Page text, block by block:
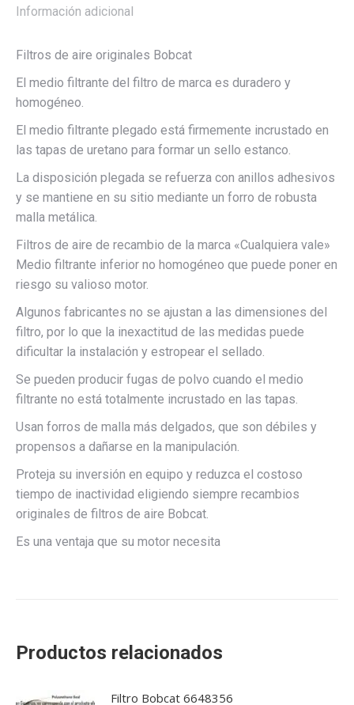
Información adicional
Filtros de aire originales Bobcat
El medio filtrante del filtro de marca es duradero y
homogéneo.
El medio filtrante plegado está firmemente incrustado en
las tapas de uretano para formar un sello estanco.
La disposición plegada se refuerza con anillos adhesivos
y se mantiene en su sitio mediante un forro de robusta
malla metálica.
Filtros de aire de recambio de la marca «Cualquiera vale»
Medio filtrante inferior no homogéneo que puede poner en
riesgo su valioso motor.
Algunos fabricantes no se ajustan a las dimensiones del
filtro, por lo que la inexactitud de las medidas puede
dificultar la instalación y estropear el sellado.
Se pueden producir fugas de polvo cuando el medio
filtrante no está totalmente incrustado en las tapas.
Usan forros de malla más delgados, que son débiles y
propensos a dañarse en la manipulación.
Proteja su inversión en equipo y reduzca el costoso
tiempo de inactividad eligiendo siempre recambios
originales de filtros de aire Bobcat.
Es una ventaja que su motor necesita
Productos relacionados
Filtro Bobcat 6648356